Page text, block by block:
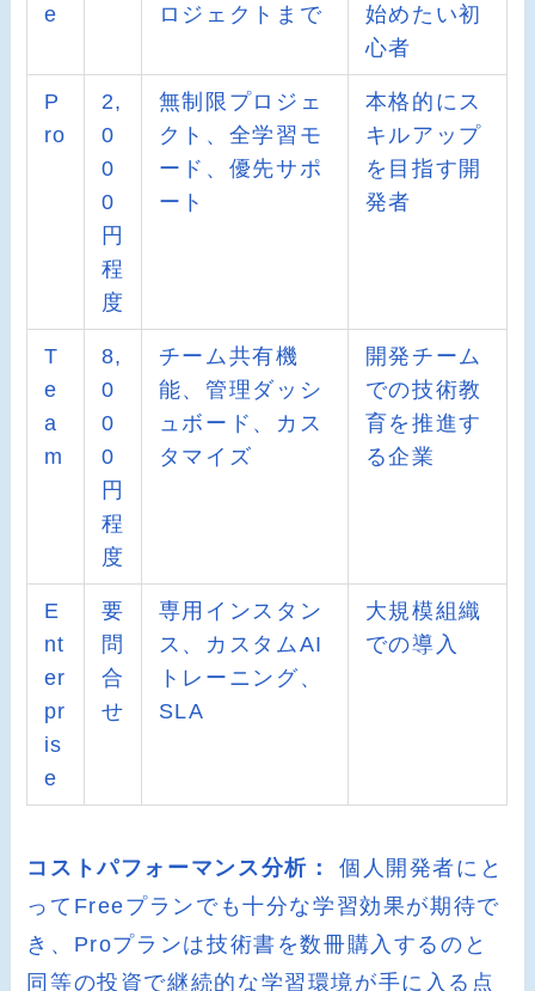
e
ロジェクトまで
始めたい初
心者
P
ro
2,
0
0
0
円
程
度
無制限プロジェ
クト、全学習モ
ード、優先サポ
ート
本格的にス
キルアップ
を目指す開
発者
T
e
a
m
8,
0
0
0
円
程
度
チーム共有機
能、管理ダッシ
ュボード、カス
タマイズ
開発チーム
での技術教
育を推進す
る企業
E
nt
er
pr
is
e
要
問
合
せ
専用インスタン
ス、カスタムAI
トレーニング、
SLA
大規模組織
での導入
コストパフォーマンス分析：
個人開発者にと
ってFreeプランでも十分な学習効果が期待で
き、Proプランは技術書を数冊購入するのと
同等の投資で継続的な学習環境が手に入る点